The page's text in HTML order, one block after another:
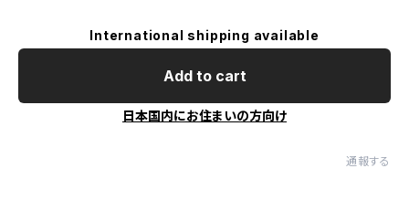
International shipping available
Add to cart
日本国内にお住まいの方向け
通報する